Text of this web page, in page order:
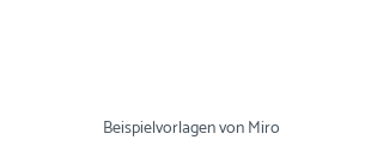
Beispielvorlagen von Miro